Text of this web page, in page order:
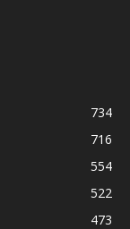
734
716
554
522
473